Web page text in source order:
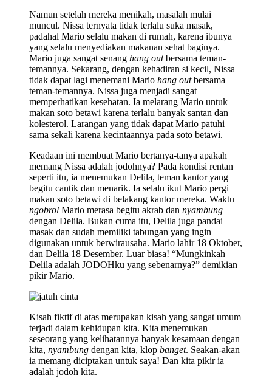
Namun setelah mereka menikah, masalah mulai
muncul. Nissa ternyata tidak terlalu suka masak,
padahal Mario selalu makan di rumah, karena ibunya
yang selalu menyediakan makanan sehat baginya.
Mario juga sangat senang hang outbersama teman-
temannya. Sekarang, dengan kehadiran si kecil, Nissa
tidak dapat lagi menemani Mario hang outbersama
teman-temannya. Nissa juga menjadi sangat
memperhatikan kesehatan. Ia melarang Mario untuk
makan soto betawi karena terlalu banyak santan dan
kolesterol. Larangan yang tidak dapat Mario patuhi
sama sekali karena kecintaannya pada soto betawi.
Keadaan ini membuat Mario bertanya-tanya apakah
memang Nissa adalah jodohnya? Pada kondisi rentan
seperti itu, ia menemukan Delila, teman kantor yang
begitu cantik dan menarik. Ia selalu ikut Mario pergi
makan soto betawi di belakang kantor mereka. Waktu
ngobrol Mario merasa begitu akrab dan nyambung
dengan Delila. Bukan cuma itu, Delila juga pandai
masak dan sudah memiliki tabungan yang ingin
digunakan untuk berwirausaha. Mario lahir 18 Oktober,
dan Delila 18 Desember. Luar biasa! “Mungkinkah
Delila adalah JODOHku yang sebenarnya?” demikian
pikir Mario.
Kisah fiktif di atas merupakan kisah yang sangat umum
terjadi dalam kehidupan kita. Kita menemukan
seseorang yang kelihatannya banyak kesamaan dengan
kita, nyambung dengan kita, klop banget. Seakan-akan
ia memang diciptakan untuk saya! Dan kita pikir ia
adalah jodoh kita.